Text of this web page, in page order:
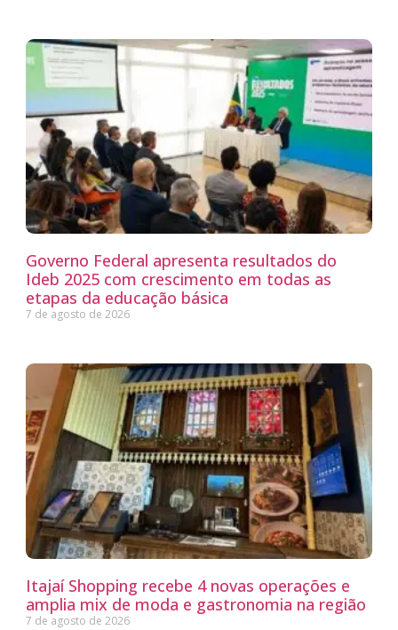
Governo Federal apresenta resultados do
Ideb 2025 com crescimento em todas as
etapas da educação básica
7 de agosto de 2026
Itajaí Shopping recebe 4 novas operações e
amplia mix de moda e gastronomia na região
7 de agosto de 2026